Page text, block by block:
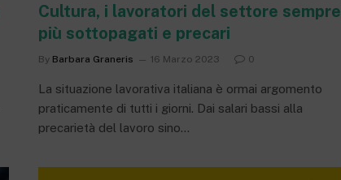
Cultura, i lavoratori del settore sempre
più sottopagati e precari
By Barbara Graneris 16 Marzo 2023 0
La situazione lavorativa italiana è ormai argomento
praticamente di tutti i giorni. Dai salari bassi alla
precarietà del lavoro sino…